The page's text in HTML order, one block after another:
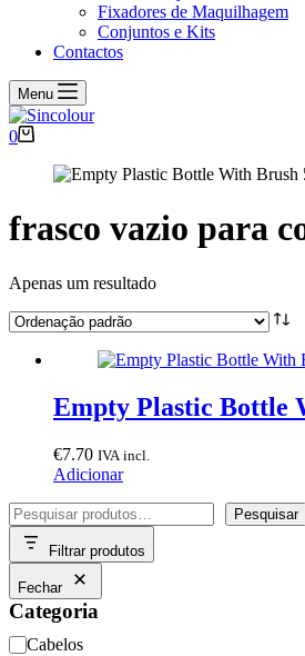
Fixadores de Maquilhagem
Conjuntos e Kits
Contactos
Menu
Carrinho
compras
0
frasco vazio para
Apenas um resultado
Empty Plastic Bottle
€7.70 IVA incl.
Adicionar
Pesquisar
Pesquisar
Filtrar produtos
Fechar
Categoria
Categoria
Cabelos